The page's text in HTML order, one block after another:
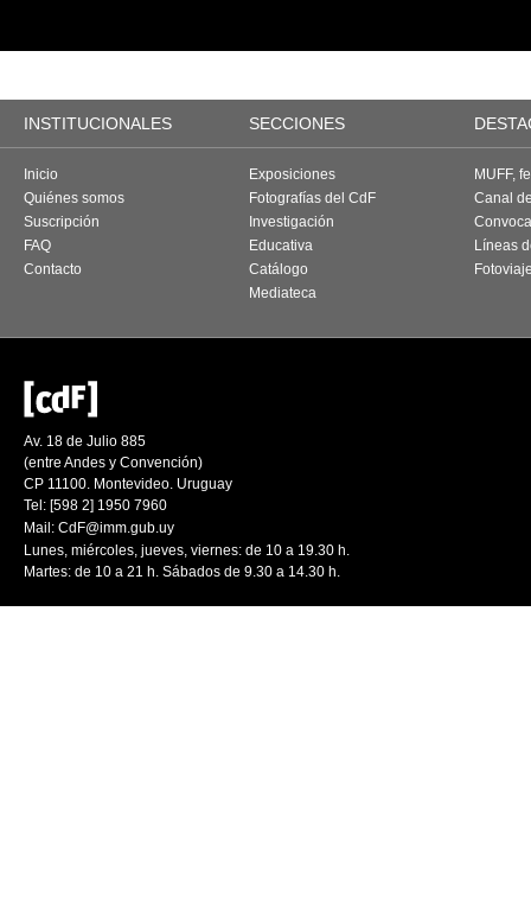
INSTITUCIONALES SECCIONES
Inicio
Quiénes somos
Suscripción
FAQ
Contacto
Exposiciones
Fotografías del CdF
Investigación
Educativa
Catálogo
Mediateca
MUFF,
Canal
Líneas
Av. 18 de Julio 885
(entre Andes y Convención)
CP 11100. Montevideo. Uruguay
Tel: [598 2] 1950 7960
Mail: CdF@imm.gub.uy
Lunes, miércoles, jueves, viernes: de 10 a 19.30 h.
Martes: de 10 a 21 h. Sábados de 9.30 a 14.30 h.